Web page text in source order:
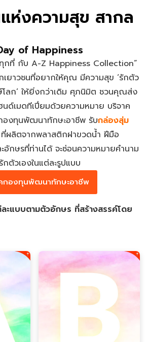
ห่งความสุข สากล
of Happiness
กที่ กับ A-Z Happiness Collection”
เยาวชนที่อยากให้คุณ มีความสุข ‘รักตัว
ษ์โลก’ ให้ยิ่งกว่าเดิม ศุภนิมิต ชวนคุณส่ง
ด์เมดทีเปี่ยมด้วยความหมาย บริจาค
องทุนพัฒนาทักษะอาชีพ รับกล่องสุ่ม
ที่ผลิตจากพลาสติกฝาขวดน้ำ ฝีมือ
อักษรที่ท่านได้ จะซ่อนความหมายคํานาม
ตัวเองในแต่ละรูปแบบ
กองทุนพัฒนาทักษะอาชีพ
แบบตามตัวอักษร ที่สร้างสรรค์โดย